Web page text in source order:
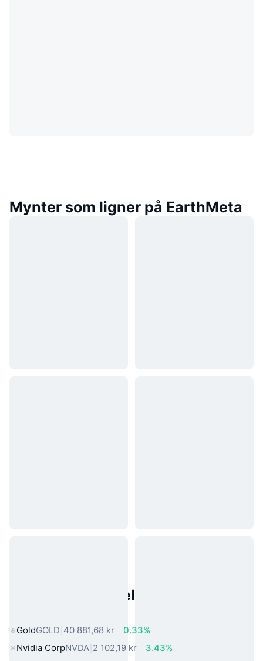
Mynter som ligner på EarthMeta
Populære eiendeler fra den
GoldGOLD 40 881,68 kr
0.33%
Nvidia CorpNVDA 2 102,19 kr
3.43%